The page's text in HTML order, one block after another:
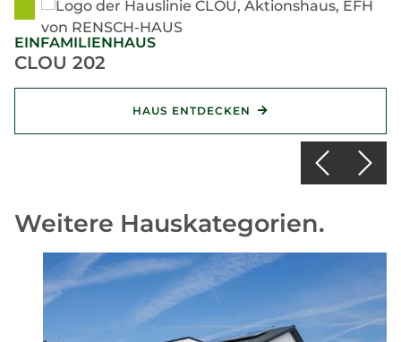
EINFAMILIENHAUS
CLOU 202
HAUS ENTDECKEN
Weitere Hauskategorien.